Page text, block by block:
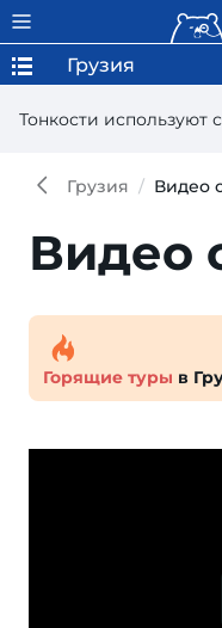
Тонкости используют
Грузия
Грузия Видео
Видео
Горящие туры в